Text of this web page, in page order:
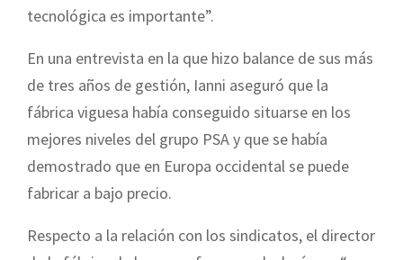
tecnológica es importante”.
En una entrevista en la que hizo balance de sus más
de tres años de gestión, Ianni aseguró que la
fábrica viguesa había conseguido situarse en los
mejores niveles del grupo PSA y que se había
demostrado que en Europa occidental se puede
fabricar a bajo precio.
Respecto a la relación con los sindicatos, el director